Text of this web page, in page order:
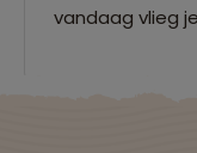
vandaag vlieg